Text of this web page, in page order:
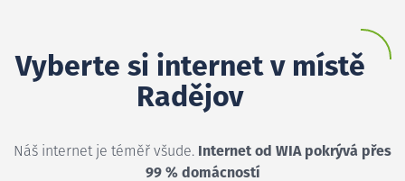
Vyberte si internet v místě
Radějov
Náš internet je téměř všude. Internet od WIA pokrývá přes
99 % domácností